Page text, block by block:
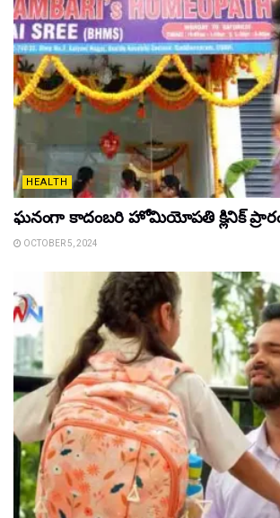
HEALTH
ఘ‌నంగా కాదంబ‌రి హోమియోపతి క్లినిక్
OCTOBER 5, 2024